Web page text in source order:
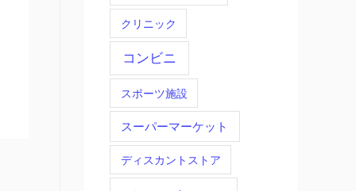
クリニック
コンビニ
スポーツ施設
スーパーマーケット
ディスカントストア